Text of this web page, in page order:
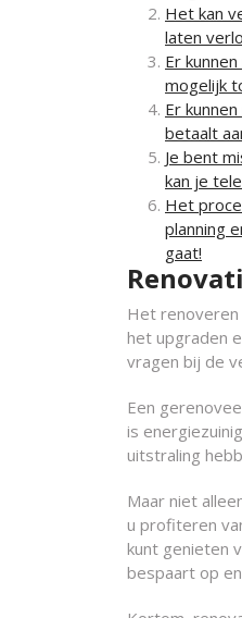
Het kan
laten
Er
mogelijk
Er
betaalt
Je bent
kan je
Het
planning
gaat!
Het renoveren
het upgraden
vragen bij de
Een
is
uitstraling
Maar niet
u profiteren
kunt genieten
bespaart op